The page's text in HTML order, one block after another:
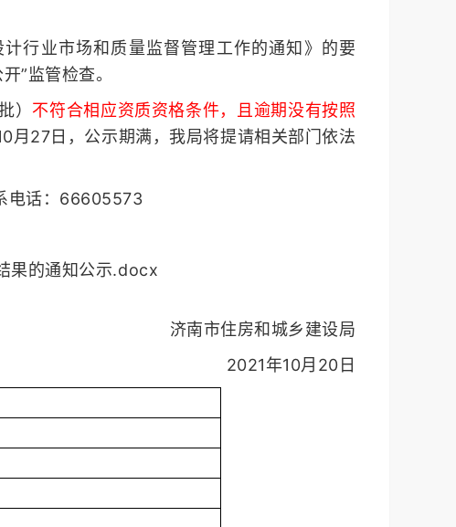
行业市场和质量监督管理工作的通知》的要
”监管检查。
） 不符合相应资质资格条件，且逾期没有按照
月27日，公示期满，我局将提请相关部门依法
电话：66605573
果的通知公示.docx
济南市住房和城乡建设局
2021年10月20日